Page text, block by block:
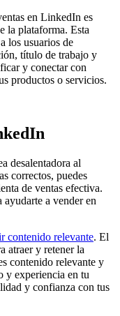
en LinkedIn es
la plataforma. Esta
los usuarios de
título de trabajo y
y conectar con
productos o servicios.
desalentadora al
correctos, puedes
de ventas efectiva.
ayudarte a vender en
contenido relevante. El
atraer y retener la
contenido relevante y
y experiencia en tu
y confianza con tus